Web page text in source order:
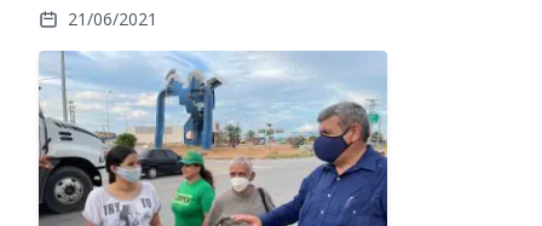
21/06/2021